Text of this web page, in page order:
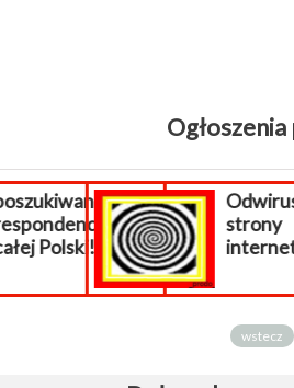
z
Polski!
strony
wstecz